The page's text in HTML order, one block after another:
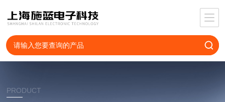
PRODUCT